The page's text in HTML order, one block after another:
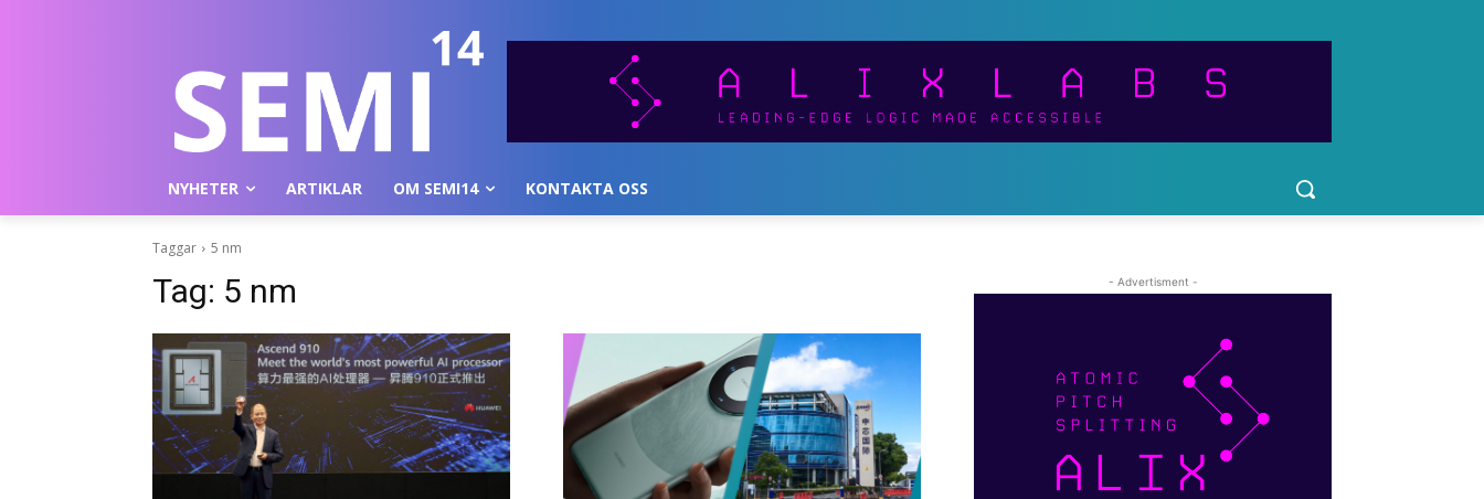
NYHETER ARTIKLAR OM SEMI14 KONTAKTA OSS
Taggar 5 nm
Tag: 5 nm - Advertisment -